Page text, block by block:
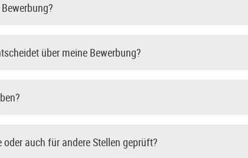
über meine Bewerbung?
auch für andere Stellen geprüft?